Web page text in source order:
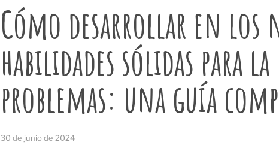
Cómo desarrollar en los
habilidades sólidas para
problemas: una guía
30 de junio de 2024